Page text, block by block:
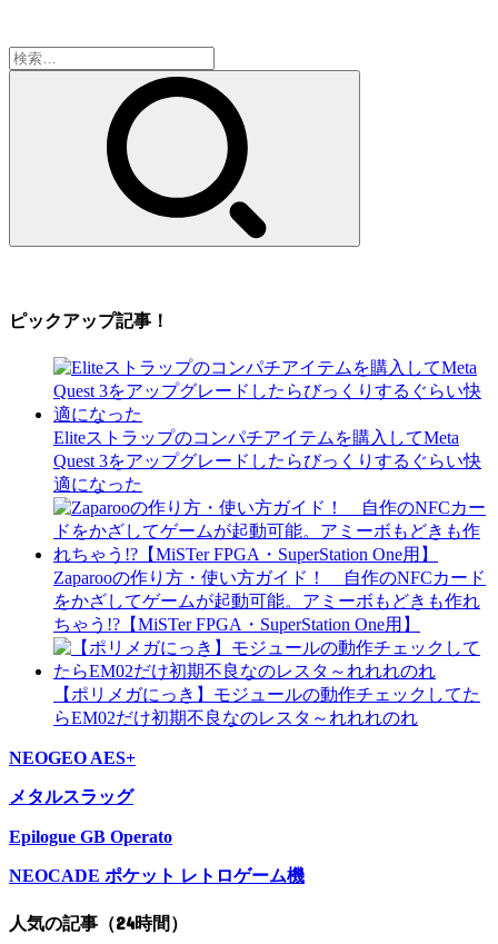
検
索:
ピックアップ記事！
Eliteストラップのコンパチアイテムを購入してMeta
Quest 3をアップグレードしたらびっくりするぐらい快
適になった
Zaparooの作り方・使い方ガイド！ 自作のNFCカード
をかざしてゲームが起動可能。アミーボもどきも作れ
ちゃう!?【MiSTer FPGA・SuperStation One用】
【ポリメガにっき】モジュールの動作チェックしてた
らEM02だけ初期不良なのレスタ～れれれのれ
NEOGEO AES+
メタルスラッグ
Epilogue GB Operato
NEOCADE ポケット レトロゲーム機
人気の記事（24時間）